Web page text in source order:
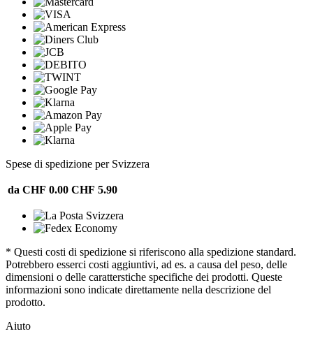
Spese di spedizione per Svizzera
da CHF 0.00 CHF 5.90
* Questi costi di spedizione si riferiscono alla spedizione standard.
Potrebbero esserci costi aggiuntivi, ad es. a causa del peso, delle
dimensioni o delle caratterstiche specifiche dei prodotti. Queste
informazioni sono indicate direttamente nella descrizione del
prodotto.
Aiuto